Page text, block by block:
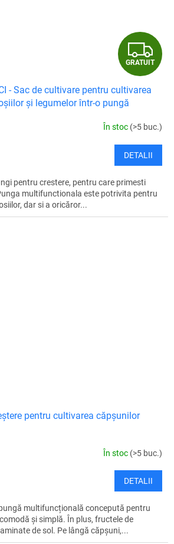
G
R
T
U
I
T
GRATUIT
- Sac de cultivare pentru cultivarea
și legumelor într-o pungă
În stoc (>5 buc.)
DETALII
pentru crestere, pentru care primesti
multifunctionala este potrivita pentru
dar si a oricăror...
pentru cultivarea căpșunilor
În stoc (>5 buc.)
DETALII
multifuncțională concepută pentru
și simplă. În plus, fructele de
de sol. Pe lângă căpșuni,...